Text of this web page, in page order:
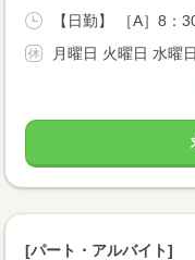
【日勤】 ［A］8：
月曜日 火曜日 水曜
[パート・アルバイト]